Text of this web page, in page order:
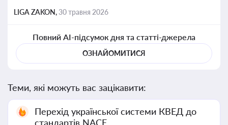
LIGA ZAKON,30 травня 2026
Повний AI-підсумок дня та статті-джерела
ОЗНАЙОМИТИСЯ
Теми, які можуть вас зацікавити:
Перехід української системи КВЕД до
стандартів NACE